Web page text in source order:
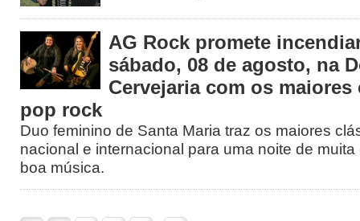
AG Rock promete
sábado, 08 de agosto, na
Cervejaria com os
pop rock
Duo feminino de Santa Maria traz os maiores
nacional e internacional para uma noite de
boa música.